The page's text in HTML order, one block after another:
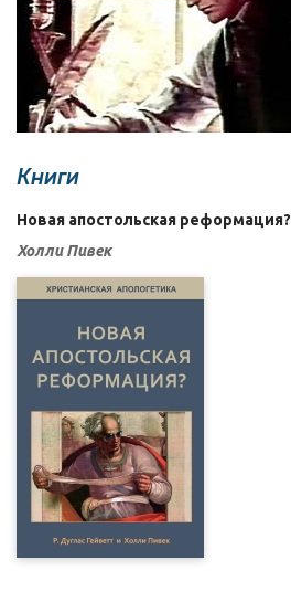
Книги
Новая апостольская реформация?
Холли Пивек